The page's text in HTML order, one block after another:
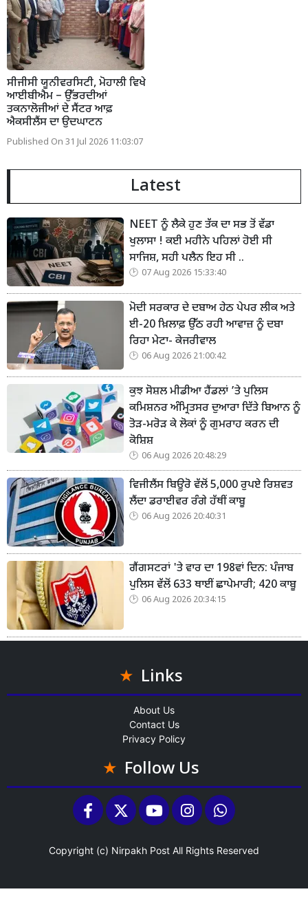
ਸੀਜੀਸੀ ਯੂਨੀਵਰਸਿਟੀ, ਮੋਹਾਲੀ ਵਿਖੇ
ਆਈਬੀਐਮ – ਉੱਭਰਦੀਆਂ
ਤਕਨਾਲੋਜੀਆਂ ਦੇ ਸੈਂਟਰ ਆਫ਼
ਐਕਸੀਲੈਂਸ ਦਾ ਉਦਘਾਟਨ
Published On 31 Jul 2026 11:03:07
Latest
NEET ਨੂੰ ਲੈਕੇ ਹੁਣ ਤੱਕ ਦਾ ਸਭ ਤੋਂ ਵੱਡਾ
ਖੁਲਾਸਾ ! ਕਈ ਮਹੀਨੇ ਪਹਿਲਾਂ ਹੋਈ ਸੀ
ਸਾਜਿਸ਼, ਸਹੀ ਪਲੈਨ ਇਹ ਸੀ ..
07 Aug 2026 15:33:40
ਮੋਦੀ ਸਰਕਾਰ ਦੇ ਦਬਾਅ ਹੇਠ ਪੇਪਰ ਲੀਕ ਅਤੇ
ਈ-20 ਖ਼ਿਲਾਫ਼ ਉੱਠ ਰਹੀ ਆਵਾਜ਼ ਨੂੰ ਦਬਾ
ਰਿਹਾ ਮੇਟਾ- ਕੇਜਰੀਵਾਲ
06 Aug 2026 21:00:42
ਕੁਝ ਸੋਸ਼ਲ ਮੀਡੀਆ ਹੈਂਡਲਾਂ ’ਤੇ ਪੁਲਿਸ
ਕਮਿਸ਼ਨਰ ਅੰਮ੍ਰਿਤਸਰ ਦੁਆਰਾ ਦਿੱਤੇ ਬਿਆਨ ਨੂੰ
ਤੋੜ-ਮਰੋੜ ਕੇ ਲੋਕਾਂ ਨੂੰ ਗੁਮਰਾਹ ਕਰਨ ਦੀ
ਕੋਸ਼ਿਸ਼
06 Aug 2026 20:48:29
ਵਿਜੀਲੈਂਸ ਬਿਊਰੋ ਵੱਲੋਂ 5,000 ਰੁਪਏ ਰਿਸ਼ਵਤ
ਲੈਂਦਾ ਡਰਾਈਵਰ ਰੰਗੇ ਹੱਥੀਂ ਕਾਬੂ
06 Aug 2026 20:40:31
ਗੈਂਗਸਟਰਾਂ 'ਤੇ ਵਾਰ ਦਾ 198ਵਾਂ ਦਿਨ: ਪੰਜਾਬ
ਪੁਲਿਸ ਵੱਲੋਂ 633 ਥਾਈਂ ਛਾਪੇਮਾਰੀ; 420 ਕਾਬੂ
06 Aug 2026 20:34:15
Links
About Us
Contact Us
Privacy Policy
Follow Us
Copyright (c) Nirpakh Post All Rights Reserved